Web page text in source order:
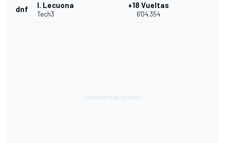
dnf I. Lecuona
Tech3
+18 Vueltas
6'04.354